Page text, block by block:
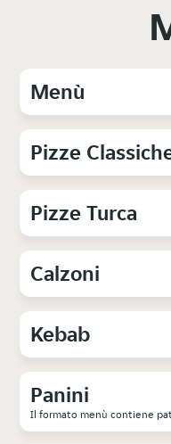
Menù
Pizze
Pizze Turca
Calzoni
Kebab
Panini
Il formato menù contiene